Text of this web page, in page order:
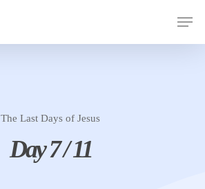
The Last Days of Jesus
Day 7 / 11